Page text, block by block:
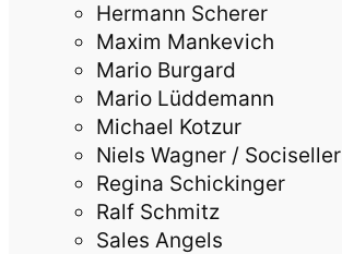
Hermann Scherer
Maxim Mankevich
Mario Burgard
Mario Lüddemann
Michael Kotzur
Niels Wagner / Sociseller
Regina Schickinger
Ralf Schmitz
Sales Angels